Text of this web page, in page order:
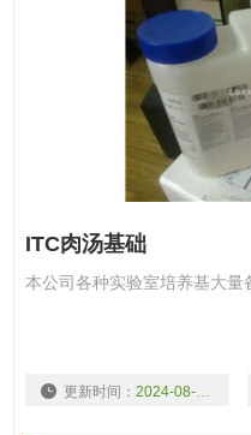
ITC肉汤基础
本公司各种实验室培养基大
更新时间： 2024-08-08